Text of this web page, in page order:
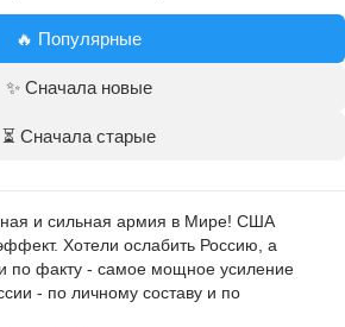
🔥 Популярные
✨ Сначала новые
⏳ Сначала старые
и сильная армия в Мире! США
Хотели ослабить Россию, а
по факту - самое мощное усиление
- по личному составу и по